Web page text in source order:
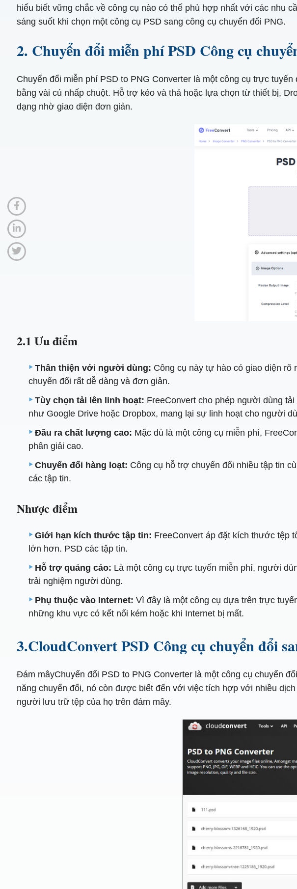
hiểu biết vững chắc về công cụ nào có thể phù hợp nhất với các nhu
sáng suốt khi chọn một công cụ PSD sang công cụ chuyển đổi PNG.
2. Chuyển đổi miễn phí PSD Công cụ
Chuyển đổi miễn phí PSD to PNG Converter là một công cụ trực
bằng vài cú nhấp chuột. Hỗ trợ kéo và thả hoặc lựa chọn từ thiết bị,
dạng nhờ giao diện đơn giản.
2.1 Ưu điểm
Thân thiện với người dùng: Công cụ này tự hào có giao diện
chuyển đổi rất dễ dàng và đơn giản.
Tùy chọn tải lên linh hoạt: FreeConvert cho phép người dùng
như Google Drive hoặc Dropbox, mang lại sự linh hoạt cho người
Đầu ra chất lượng cao: Mặc dù là một công cụ miễn phí,
phân giải cao.
Chuyển đổi hàng loạt: Công cụ hỗ trợ chuyển đổi nhiều tập tin
các tập tin.
Nhược điểm
Giới hạn kích thước tập tin: FreeConvert áp đặt kích thước tệp
lớn hơn. PSD các tập tin.
Hỗ trợ quảng cáo: Là một công cụ trực tuyến miễn phí, người
trải nghiệm người dùng.
Phụ thuộc vào Internet: Vì đây là một công cụ dựa trên trực
những khu vực có kết nối kém hoặc khi Internet bị mất.
3.CloudConvert PSD Công cụ chuyển đổi
Đám mâyChuyển đổi PSD to PNG Converter là một công cụ chuyển
năng chuyển đổi, nó còn được biết đến với việc tích hợp với nhiều
người lưu trữ tệp của họ trên đám mây.